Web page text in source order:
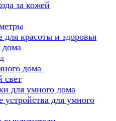
за кожей
для красоты и здоровья
дома
дома
свет
для умного дома
устройства для умного